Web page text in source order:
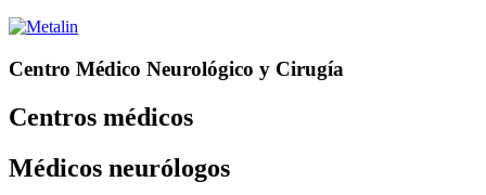
Centro Médico Neurológico y Cirugía
Centros médicos
Médicos neurólogos